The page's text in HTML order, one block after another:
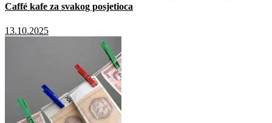
Caffé kafe za svakog posjetioca
13.10.2025